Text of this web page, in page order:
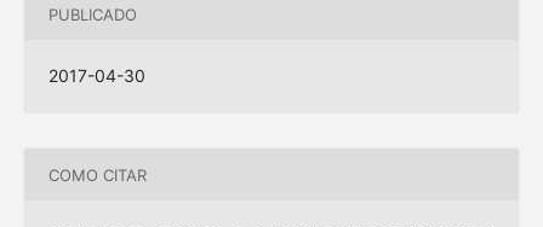
PUBLICADO
2017-04-30
COMO CITAR